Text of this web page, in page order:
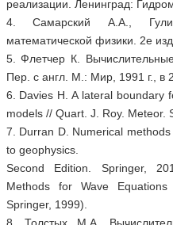
реализации. Ленинград:
4. Самарский А.А.,
математической физики. 2е
5. Флетчер К.
Пер. с англ. М.: Мир, 1991 г., в
6. Davies H. A lateral boundary
models // Quart. J. Roy. Meteor.
7. Durran D. Numerical
to geophysics.
Second Edition. Springer,
Methods for Wave
Springer, 1999).